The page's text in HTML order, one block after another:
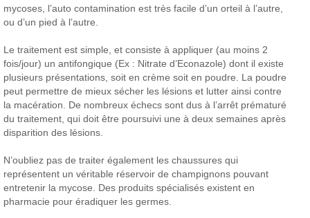
mycoses, l’auto contamination est très facile d’un orteil à l’autre,
ou d’un pied à l’autre.
Le traitement est simple, et consiste à appliquer (au moins 2
fois/jour) un antifongique (Ex : Nitrate d’Econazole) dont il existe
plusieurs présentations, soit en crème soit en poudre. La poudre
peut permettre de mieux sécher les lésions et lutter ainsi contre
la macération. De nombreux échecs sont dus à l’arrêt prématuré
du traitement, qui doit être poursuivi une à deux semaines après
disparition des lésions.
N’oubliez pas de traiter également les chaussures qui
représentent un véritable réservoir de champignons pouvant
entretenir la mycose. Des produits spécialisés existent en
pharmacie pour éradiquer les germes.